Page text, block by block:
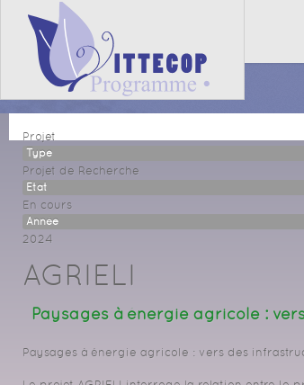
Projet
Type
Projet de Recherche
Etat
En cours
Année
2024
AGRIELI
Paysages à énergie agricole :
Paysages à énergie agricole : vers des